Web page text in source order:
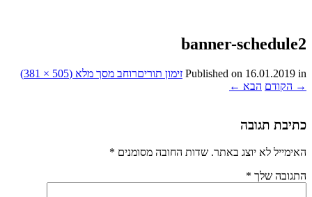
banner-schedule2
Published on 16.01.2019 in זימון תוריםרוחב מסך מלא (505 × 381)
→ הקודם הבא ←
כתיבת תגובה
האימייל לא יוצג באתר. שדות החובה מסומנים *
התגובה שלך *